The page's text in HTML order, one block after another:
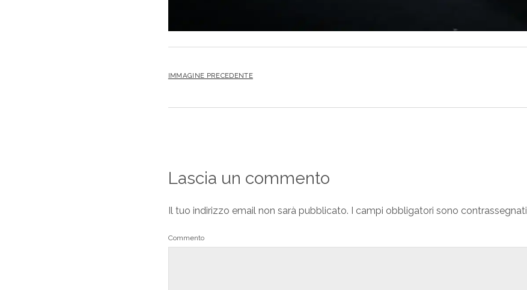
IMMAGINE PRECEDENTE
Lascia un commento
Il tuo indirizzo email non sarà pubblicato. I campi obbligatori sono contrassegnati
Commento